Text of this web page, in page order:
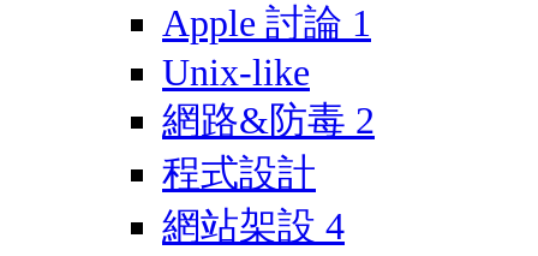
Apple 討論 1
Unix-like
網路&防毒 2
程式設計
網站架設 4